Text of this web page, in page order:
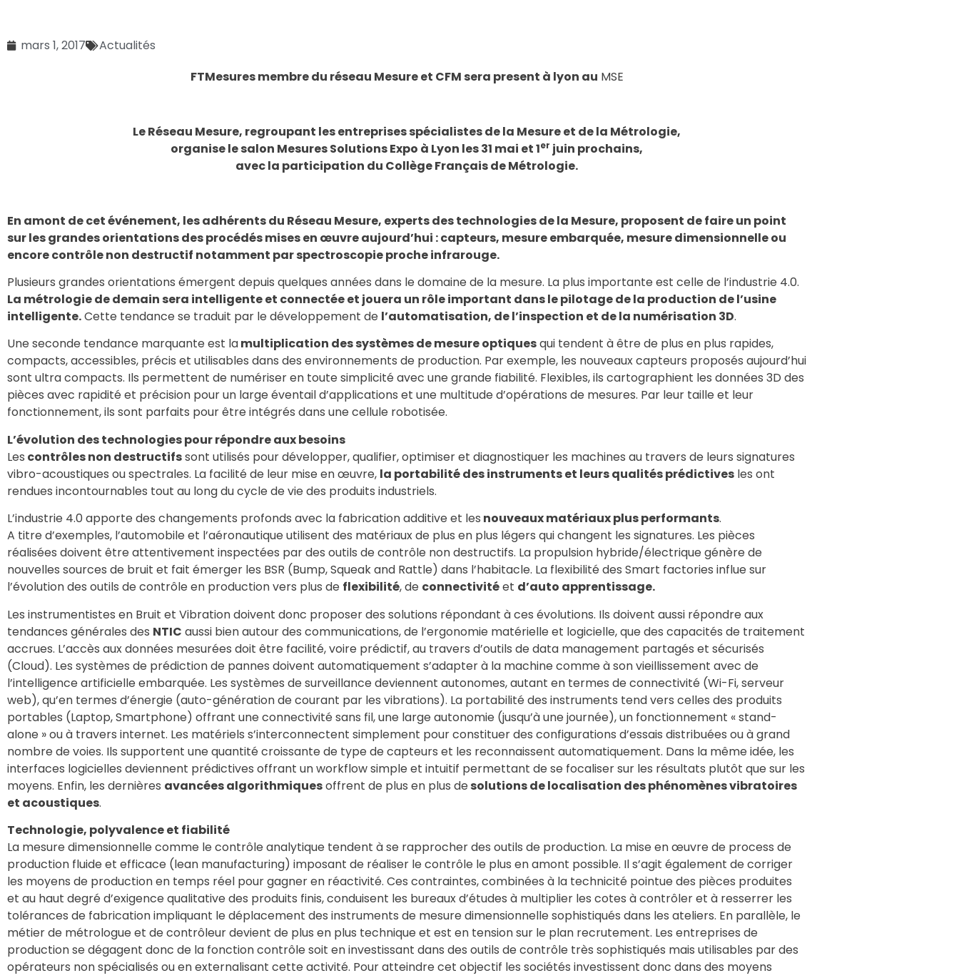
mars 1, 2017
Actualités
FTMesures membre du réseau Mesure et CFM sera present à lyon au MSE
Le Réseau Mesure, regroupant les entreprises spécialistes de la Mesure et de la Métrologie,
organise le salon Mesures Solutions Expo à Lyon les 31 mai et 1er juin prochains,
avec la participation du Collège Français de Métrologie.
En amont de cet événement, les adhérents du Réseau Mesure, experts des technologies de la Mesure, proposent de faire un point
sur les grandes orientations des procédés mises en œuvre aujourd’hui :capteurs, mesure embarquée, mesure dimensionnelle ou
encore contrôle non destructif notamment par spectroscopie proche infrarouge.
Plusieurs grandes orientations émergent depuis quelques années dans le domaine de la mesure. La plus importante est celle de l’industrie 4.0.
La métrologie de demain sera intelligente et connectée et jouera un rôle important dans le pilotage de la production de l’usine
intelligente.Cette tendance se traduit par le développement de l’automatisation, de l’inspection et de la numérisation 3D.
Une seconde tendance marquante est lamultiplication des systèmes de mesure optiquesqui tendent à être de plus en plus rapides,
compacts, accessibles, précis et utilisables dans des environnements de production. Par exemple, les nouveaux capteurs proposés aujourd’hui
sont ultra compacts. Ils permettent de numériser en toute simplicité avec une grande fiabilité. Flexibles, ils cartographient les données 3D des
pièces avec rapidité et précision pour un large éventail d’applications et une multitude d’opérations de mesures. Par leur taille et leur
fonctionnement, ils sont parfaits pour être intégrés dans une cellule robotisée.
L’évolution des technologies pour répondre aux besoins
Les contrôles non destructifssont utilisés pour développer, qualifier, optimiser et diagnostiquer les machines au travers de leurs signatures
vibro-acoustiques ou spectrales. La facilité de leur mise en œuvre, la portabilité des instruments et leurs qualités prédictives les ont
rendues incontournables tout au long du cycle de vie des produits industriels.
L’industrie 4.0 apporte des changements profonds avec la fabrication additive et les nouveaux matériaux plus performants.
A titre d’exemples, l’automobile et l’aéronautique utilisent des matériaux de plus en plus légers qui changent les signatures. Les pièces
réalisées doivent être attentivement inspectées par des outils de contrôle non destructifs. La propulsion hybride/électrique génère de
nouvelles sources de bruit et fait émerger les BSR (Bump, Squeak and Rattle) dans l’habitacle. La flexibilité des Smart factories influe sur
l’évolution des outils de contrôle en production vers plus de flexibilité, de connectivitéet d’auto apprentissage.
Les instrumentistes en Bruit et Vibration doivent donc proposer des solutions répondant à ces évolutions. Ils doivent aussi répondre aux
tendances générales des NTIC aussi bien autour des communications, de l’ergonomie matérielle et logicielle, que des capacités de traitement
accrues. L’accès aux données mesurées doit être facilité, voire prédictif, au travers d’outils de data management partagés et sécurisés
(Cloud). Les systèmes de prédiction de pannes doivent automatiquement s’adapter à la machine comme à son vieillissement avec de
l’intelligence artificielle embarquée. Les systèmes de surveillance deviennent autonomes, autant en termes de connectivité (Wi-Fi, serveur
web), qu’en termes d’énergie (auto-génération de courant par les vibrations). La portabilité des instruments tend vers celles des produits
portables (Laptop, Smartphone) offrant une connectivité sans fil, une large autonomie (jusqu’à une journée), un fonctionnement « stand-
alone » ou à travers internet. Les matériels s’interconnectent simplement pour constituer des configurations d’essais distribuées ou à grand
nombre de voies. Ils supportent une quantité croissante de type de capteurs et les reconnaissent automatiquement. Dans la même idée, les
interfaces logicielles deviennent prédictives offrant un workflow simple et intuitif permettant de se focaliser sur les résultats plutôt que sur les
moyens. Enfin, les dernières avancées algorithmiquesoffrent de plus en plus desolutions de localisation des phénomènes vibratoires
et acoustiques.
Technologie, polyvalence et fiabilité
La mesure dimensionnelle comme le contrôle analytique tendent à se rapprocher des outils de production. La mise en œuvre de process de
production fluide et efficace (lean manufacturing) imposant de réaliser le contrôle le plus en amont possible. Il s’agit également de corriger
les moyens de production en temps réel pour gagner en réactivité. Ces contraintes, combinées à la technicité pointue des pièces produites
et au haut degré d’exigence qualitative des produits finis, conduisent les bureaux d’études à multiplier les cotes à contrôler et à resserrer les
tolérances de fabrication impliquant le déplacement des instruments de mesure dimensionnelle sophistiqués dans les ateliers. En parallèle, le
métier de métrologue et de contrôleur devient de plus en plus technique et est en tension sur le plan recrutement. Les entreprises de
production se dégagent donc de la fonction contrôle soit en investissant dans des outils de contrôle très sophistiqués mais utilisables par des
opérateurs non spécialisés ou en externalisant cette activité. Pour atteindre cet objectif les sociétés investissent donc dans des moyens